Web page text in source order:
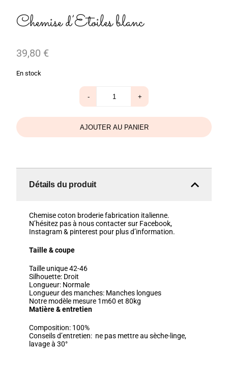
Chemise d’Etoiles blanc
39,80 €
En stock
de
Chemise
d'Etoiles
blanc
- +
AJOUTER AU PANIER
Détails du produit
Chemise coton broderie fabrication italienne.
N’hésitez pas à nous contacter sur Facebook,
Instagram & pinterest pour plus d’information.
Taille & coupe
Taille unique 42-46
Silhouette: Droit
Longueur: Normale
Longueur des manches: Manches longues
Notre modèle mesure 1m60 et 80kg
Matière & entretien
Composition: 100%
Conseils d’entretien: ne pas mettre au sèche-linge,
lavage à 30°